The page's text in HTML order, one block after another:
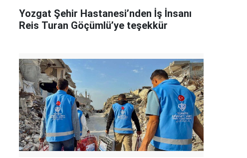
Yozgat Şehir Hastanesi’nden İş İnsanı
Reis Turan Göçümlü’ye teşekkür